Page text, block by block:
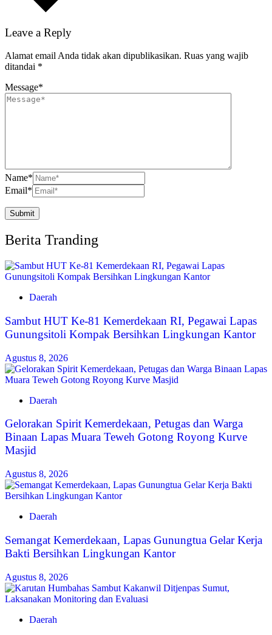
Leave a Reply
Alamat email Anda tidak akan dipublikasikan. Ruas yang wajib
ditandai *
Message*
Name*
Email*
Berita Tranding
Daerah
Sambut HUT Ke-81 Kemerdekaan RI, Pegawai Lapas
Gunungsitoli Kompak Bersihkan Lingkungan Kantor
Agustus 8, 2026
Daerah
Gelorakan Spirit Kemerdekaan, Petugas dan Warga
Binaan Lapas Muara Teweh Gotong Royong Kurve
Masjid
Agustus 8, 2026
Daerah
Semangat Kemerdekaan, Lapas Gunungtua Gelar Kerja
Bakti Bersihkan Lingkungan Kantor
Agustus 8, 2026
Daerah